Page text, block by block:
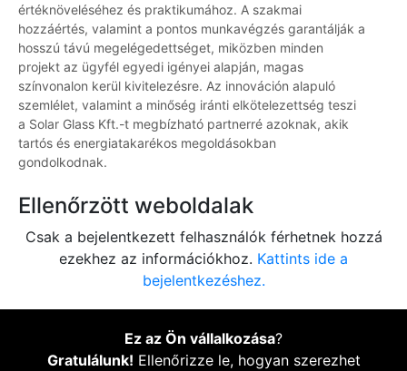
értéknöveléséhez és praktikumához. A szakmai
hozzáértés, valamint a pontos munkavégzés garantálják a
hosszú távú megelégedettséget, miközben minden
projekt az ügyfél egyedi igényei alapján, magas
színvonalon kerül kivitelezésre. Az innováción alapuló
szemlélet, valamint a minőség iránti elkötelezettség teszi
a Solar Glass Kft.-t megbízható partnerré azoknak, akik
tartós és energiatakarékos megoldásokban
gondolkodnak.
Ellenőrzött weboldalak
Csak a bejelentkezett felhasználók férhetnek hozzá
ezekhez az információkhoz. Kattints ide a
bejelentkezéshez.
Ez az Ön vállalkozása?
Gratulálunk! Ellenőrizze le, hogyan szerezhet